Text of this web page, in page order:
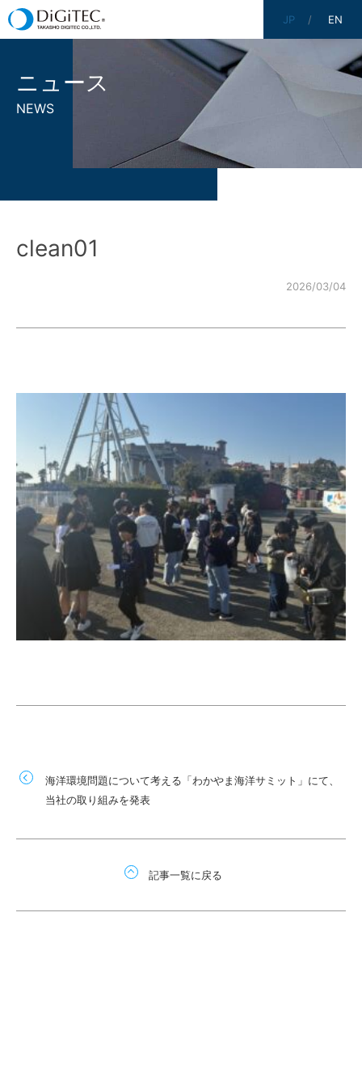
JP EN
ニュース
NEWS
clean01
2026/03/04
海洋環境問題について考える「わかやま海洋サミット」にて、
当社の取り組みを発表
記事一覧に戻る